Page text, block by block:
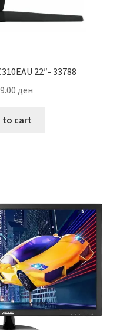
22″- 33788
ден
to cart